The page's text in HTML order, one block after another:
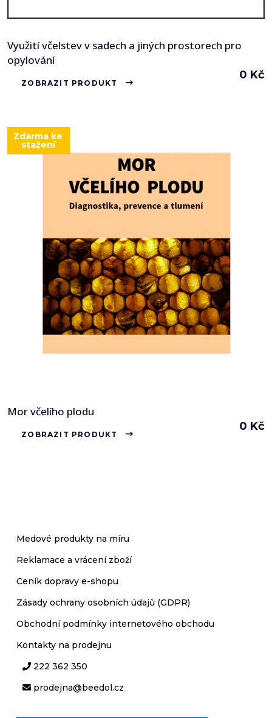
Využití včelstev v sadech a jiných prostorech pro
opylování
0 Kč
ZOBRAZIT PRODUKT
Zdarma ke
stažení
Mor včelího plodu
0 Kč
ZOBRAZIT PRODUKT
Medové produkty na míru
Reklamace a vrácení zboží
Ceník dopravy e-shopu
Zásady ochrany osobních údajů (GDPR)
Obchodní podmínky internetového obchodu
Kontakty na prodejnu
222 362 350
prodejna@beedol.cz